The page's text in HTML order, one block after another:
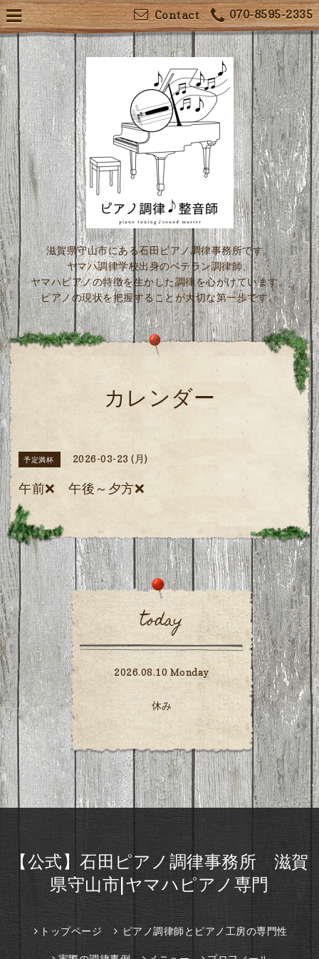
070-8595-2335
Contact
滋賀県守山市にある石田ピアノ調律事務所です。
ヤマハ調律学校出身のベテラン調律師、
ヤマハピアノの特徴を生かした調律を心がけています。
ピアノの現状を把握することが大切な第一歩です。
カレンダー
予定満杯 2026-03-23 (月)
午前❌️ 午後～夕方❌️
today
2026.08.10 Monday
休み
【公式】石田ピアノ調律事務所 滋賀
県守山市|ヤマハピアノ専門
トップページ ピアノ調律師とピアノ工房の専門性